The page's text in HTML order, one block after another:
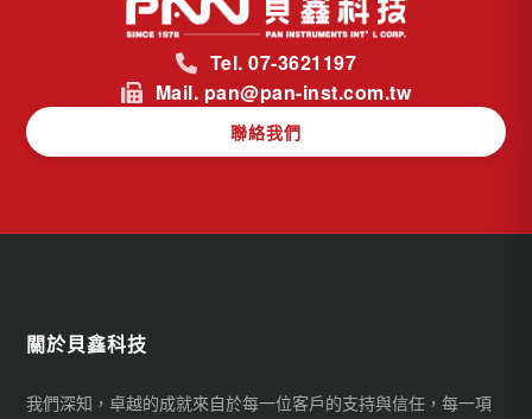
Tel. 07-3621197
Mail. pan@pan-inst.com.tw
聯絡我們
關於貝鑫科技
我們深知，卓越的成就來自於每一位客戶的支持與信任，每一項